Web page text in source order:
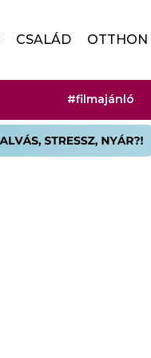
CSALÁD OTTHON
#filmajánló